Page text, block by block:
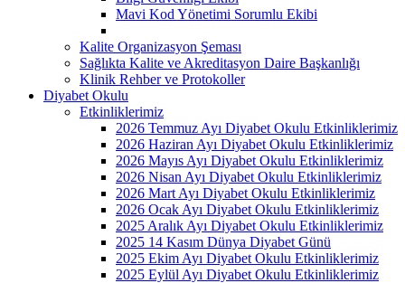
Mavi Kod Yönetimi Sorumlu Ekibi
Kalite Organizasyon Şeması
Sağlıkta Kalite ve Akreditasyon Daire Başkanlığı
Klinik Rehber ve Protokoller
Diyabet Okulu
Etkinliklerimiz
2026 Temmuz Ayı Diyabet Okulu Etkinliklerimiz
2026 Haziran Ayı Diyabet Okulu Etkinliklerimiz
2026 Mayıs Ayı Diyabet Okulu Etkinliklerimiz
2026 Nisan Ayı Diyabet Okulu Etkinliklerimiz
2026 Mart Ayı Diyabet Okulu Etkinliklerimiz
2026 Ocak Ayı Diyabet Okulu Etkinliklerimiz
2025 Aralık Ayı Diyabet Okulu Etkinliklerimiz
2025 14 Kasım Dünya Diyabet Günü
2025 Ekim Ayı Diyabet Okulu Etkinliklerimiz
2025 Eylül Ayı Diyabet Okulu Etkinliklerimiz